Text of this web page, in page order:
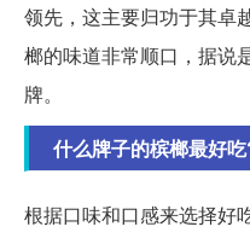
领先，这主要归功于其卓
榔的味道非常顺口，据说
牌。
什么牌子的槟榔最好
根据口味和口感来选择好